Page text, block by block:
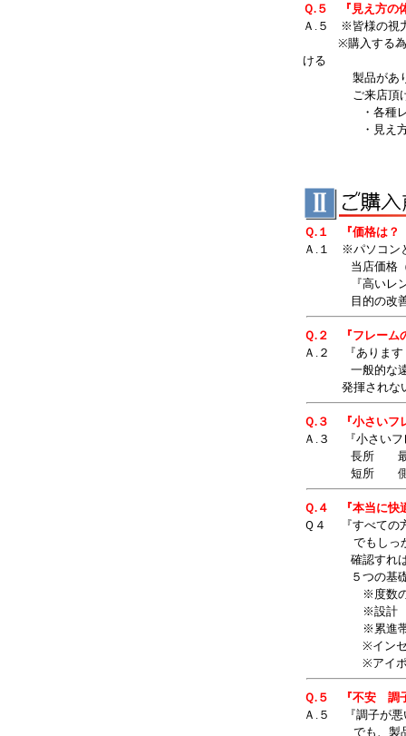
Ｑ.５ 『見え方の
Ａ.５ ※皆様の視
※購入する為に
ける
製品がありま
ご来店頂けれ
・各種レン
・見え方 ユ
Ｑ.１ 『価格は？
Ａ.１ ※パソコン
当店価格（２
『高いレンズ
目的の改善や
Ｑ.２ 『フレーム
Ａ.２ 『あります
一般的な遠近
発揮されないこ
Ｑ.３ 『小さいフ
Ａ.３ 『小さいフ
長所 最短 ２
短所 側面にユ
Ｑ.４ 『本当に快
Ｑ４ 『すべての
でもしっかり
確認すれば、
５つの基礎事
※度数の設定
※設計 レ
※累進帯
※インセット
※アイポイン
Ｑ.５ 『不安 調
Ａ.５ 『調子が悪
でも、製品が